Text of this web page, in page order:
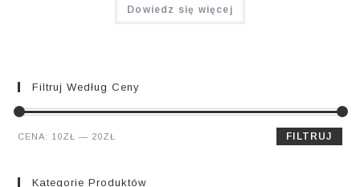
4.64 na 5
Dowiedz się więcej
Filtruj Według Ceny
Cena
Cena
FILTRUJ
CENA: 10ZŁ — 20ZŁ
Kategorie Produktów